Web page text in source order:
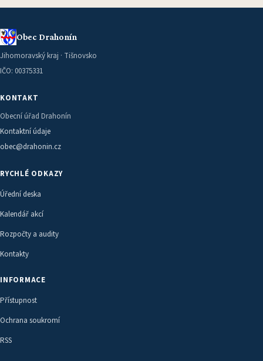
Obec Drahonín
Jihomoravský kraj · Tišnovsko
IČO: 00375331
KONTAKT
Obecní úřad Drahonín
Kontaktní údaje
obec@drahonin.cz
RYCHLÉ ODKAZY
Úřední deska
Kalendář akcí
Rozpočty a audity
Kontakty
INFORMACE
Přístupnost
Ochrana soukromí
RSS